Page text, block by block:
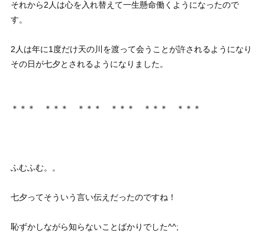
それから2人は心を入れ替えて一生懸命働くようになったので
す。
2人は年に1度だけ天の川を渡って会うことが許されるようになり
その日が七夕とされるようになりました。
＊＊＊ ＊＊＊ ＊＊＊ ＊＊＊ ＊＊＊ ＊＊＊
ふむふむ。。
七夕ってそういう言い伝えだったのですね！
恥ずかしながら知らないことばかりでした^^;